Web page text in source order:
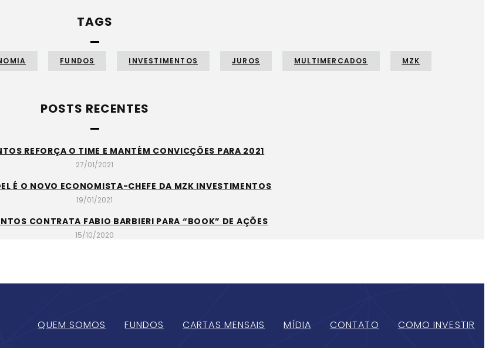
TAGS
FUNDOS INVESTIMENTOS JUROS MULTIMERCADOS MZK
POSTS RECENTES
REFORÇA O TIME E MANTÉM CONVICÇÕES PARA 2021
27/01/2021
É O NOVO ECONOMISTA-CHEFE DA MZK INVESTIMENTOS
19/01/2021
CONTRATA FABIO BARBIERI PARA “BOOK” DE AÇÕES
15/10/2020
QUEM SOMOS FUNDOS CARTAS MENSAIS MÍDIA CONTATO COMO INVESTIR